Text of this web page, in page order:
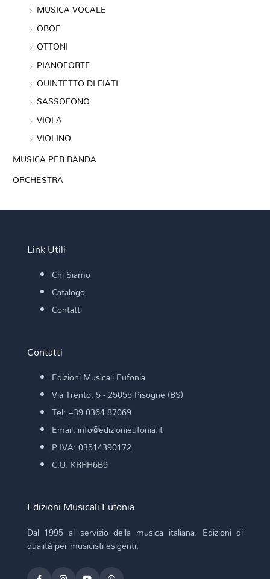
MUSICA VOCALE
OBOE
OTTONI
PIANOFORTE
QUINTETTO DI FIATI
SASSOFONO
VIOLA
VIOLINO
MUSICA PER BANDA
ORCHESTRA
Link Utili
Chi Siamo
Catalogo
Contatti
Contatti
Edizioni Musicali Eufonia
Via Trento, 5 - 25055 Pisogne (BS)
Tel: +39 0364 87069
Email: info@edizionieufonia.it
P.IVA: 03514390172
C.U. KRRH6B9
Edizioni Musicali Eufonia
Dal 1995 al servizio della musica italiana. Edizioni di
qualità per musicisti esigenti.